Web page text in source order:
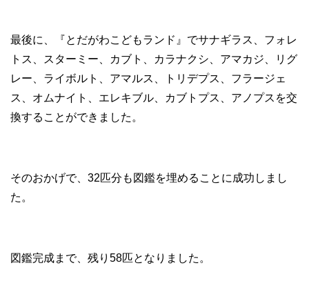
最後に、『とだがわこどもランド』でサナギラス、フォレ
トス、スターミー、カブト、カラナクシ、アマカジ、リグ
レー、ライボルト、アマルス、トリデプス、フラージェ
ス、オムナイト、エレキブル、カブトプス、アノプスを交
換することができました。
そのおかげで、32匹分も図鑑を埋めることに成功しまし
た。
図鑑完成まで、残り58匹となりました。